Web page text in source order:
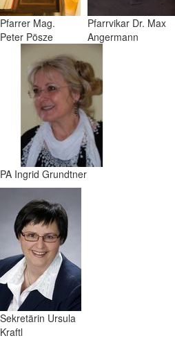
Pfarrer Mag.
Peter Pösze
Pfarrvikar Dr. Max
Angermann
PA Ingrid Grundtner
Sekretärin Ursula
Kraftl